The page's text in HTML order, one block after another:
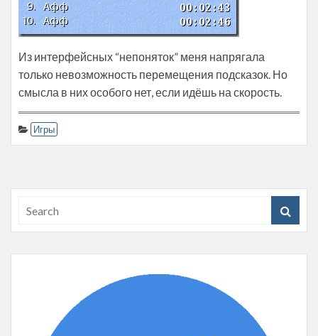
Из интерфейсных “непоняток” меня напрягала
только невозможность перемещения подсказок. Но
смысла в них особого нет, если идёшь на скорость.
Игры